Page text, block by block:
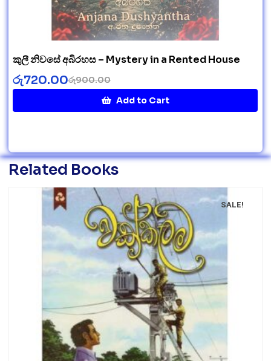
කුලී නිවසේ අබිරහස – Mystery in a Rented House
රු900.00
රු720.00
Add to Cart
Related Books
SALE!